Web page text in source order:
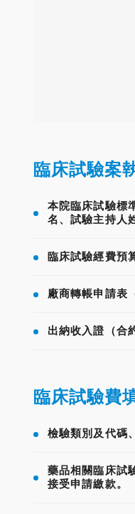
臨床試驗案
本院臨床試驗標
名、試驗主持人
臨床試驗經費預
廠商轉帳申請表
出納收入證（合
臨床試驗費
檢驗類別及代碼
藥品相關臨床試
接受申請繳款。